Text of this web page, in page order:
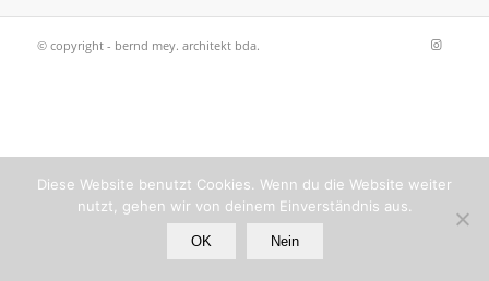
© copyright - bernd mey. architekt bda.
Diese Website benutzt Cookies. Wenn du die Website weiter
nutzt, gehen wir von deinem Einverständnis aus.
OK Nein